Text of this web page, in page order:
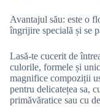
Avantajul său: este o
îngrijire specială și se
Lasă-te cucerit de
culorile, formele și
magnifice compoziții
pentru delicatețea sa,
primăvăratice sau cu